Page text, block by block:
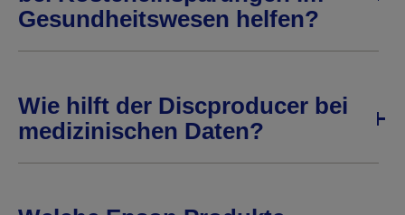
Gesundheitswesen helfen?
Wie hilft der Discproducer bei
medizinischen Daten?